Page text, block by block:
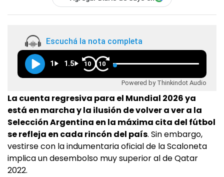
Escuchá la nota completa
1 1.5 10 10
Powered by Thinkindot Audio
La cuenta regresiva para el Mundial 2026 ya
está en marcha y la ilusión de volver a ver a la
Selección Argentina en la máxima cita del fútbol
se refleja en cada rincón del país. Sin embargo,
vestirse con la indumentaria oficial de la Scaloneta
implica un desembolso muy superior al de Qatar
2022.